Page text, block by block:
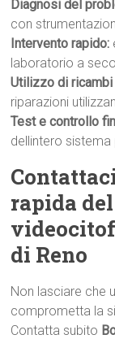
Diagnosi del
con
Intervento rapido:
laboratorio a
Utilizzo di ricambi
riparazioni
Test e controllo
dellintero
rapida
di Reno
Non lasciare che
comprometta la
Contatta subito